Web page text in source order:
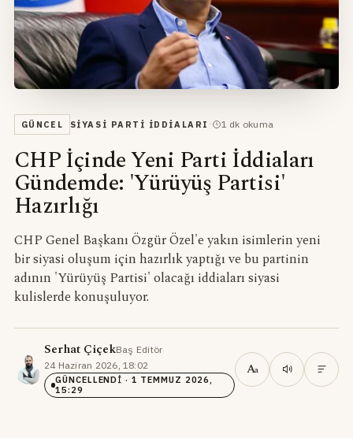
GÜNCEL SIYASI PARTI İDDIALARI · 1 dk okuma
CHP İçinde Yeni Parti İddiaları
Gündemde: 'Yürüyüş Partisi'
Hazırlığı
CHP Genel Başkanı Özgür Özel'e yakın isimlerin yeni
bir siyasi oluşum için hazırlık yaptığı ve bu partinin
adının 'Yürüyüş Partisi' olacağı iddiaları siyasi
kulislerde konuşuluyor.
Serhat ÇiçekBaş Editör·
24 Haziran 2026, 18:02·
GÜNCELLENDI · 1 TEMMUZ 2026,
15:29
Aa